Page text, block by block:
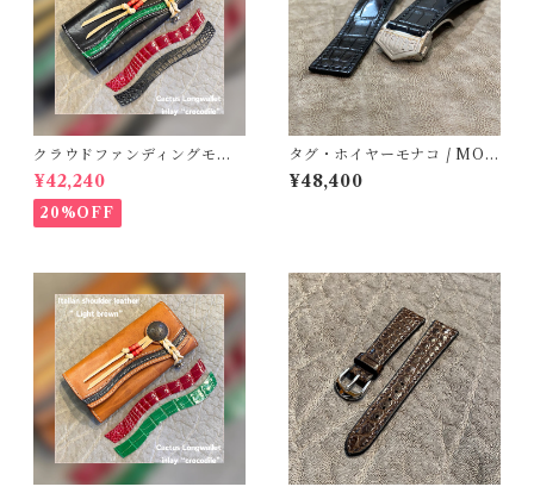
クラウドファンディングモデ
ル！Cactus・カクタス ロン
グウォレット（CWBL-03）
インレイ・クロコダイル × イ
タリアンショルダーレザー
¥42,240
20%OFF
タグ・ホイヤーモナコ / MON
ACO用 クロコダイル 時計ベ
ルト・竹腑・マットブラック
¥48,400